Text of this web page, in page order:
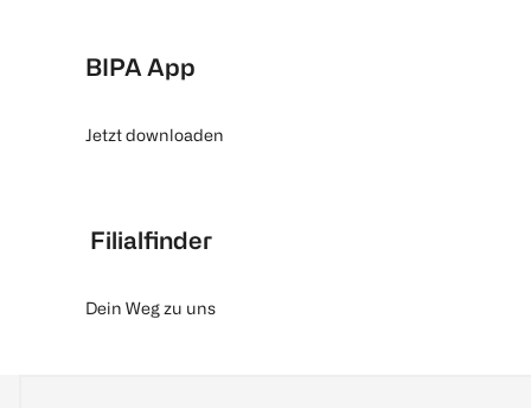
BIPA App
Jetzt downloaden
Filialfinder
Dein Weg zu uns